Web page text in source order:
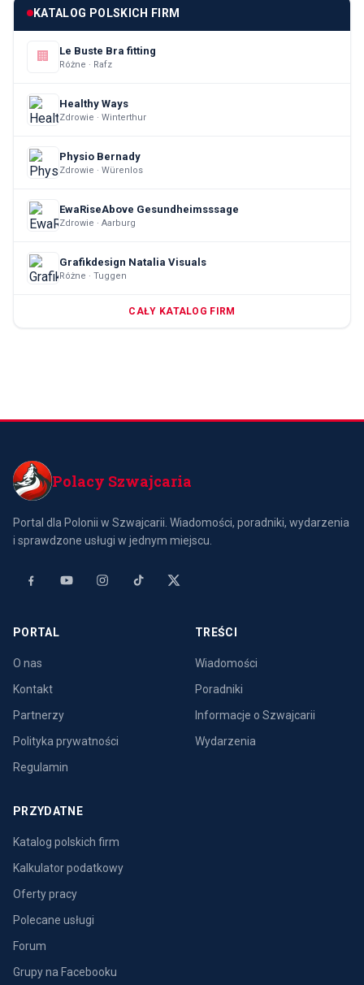
KATALOG POLSKICH FIRM
🏢 Le Buste Bra fitting
Różne · Rafz
Healthy Ways
Zdrowie · Winterthur
Physio Bernady
Zdrowie · Würenlos
EwaRiseAbove Gesundheimsssage
Zdrowie · Aarburg
Grafikdesign Natalia Visuals
Różne · Tuggen
CAŁY KATALOG FIRM
Polacy Szwajcaria
Portal dla Polonii w Szwajcarii. Wiadomości, poradniki, wydarzenia
i sprawdzone usługi w jednym miejscu.
PORTAL
O nas
Kontakt
Partnerzy
Polityka prywatności
Regulamin
TREŚCI
Wiadomości
Poradniki
Informacje o Szwajcarii
Wydarzenia
PRZYDATNE
Katalog polskich firm
Kalkulator podatkowy
Oferty pracy
Polecane usługi
Forum
Grupy na Facebooku